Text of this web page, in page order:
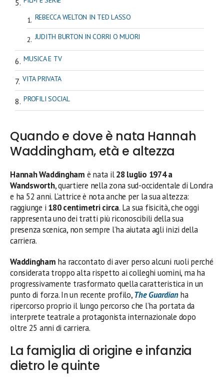
REBECCA WELTON IN TED LASSO
JUDITH BURTON IN CORRI O MUORI
MUSICA E TV
VITA PRIVATA
PROFILI SOCIAL
Quando e dove è nata Hannah
Waddingham, età e altezza
Hannah Waddingham è nata il28 luglio 1974 a
Wandsworth, quartiere nella zona sud-occidentale di Londra
e ha 52 anni. L’attrice è nota anche per la sua altezza:
raggiunge i 180 centimetri circa. La sua fisicità, che oggi
rappresenta uno dei tratti più riconoscibili della sua
presenza scenica, non sempre l’ha aiutata agli inizi della
carriera.
Waddingham ha raccontato di aver perso alcuni ruoli perché
considerata troppo alta rispetto ai colleghi uomini, ma ha
progressivamente trasformato quella caratteristica in un
punto di forza. In un recente profilo,The Guardianha
ripercorso proprio il lungo percorso che l’ha portata da
interprete teatrale a protagonista internazionale dopo
oltre 25 anni di carriera.
La famiglia di origine e infanzia
dietro le quinte